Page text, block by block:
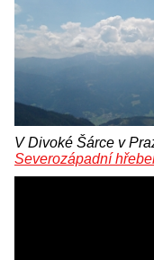
V Divoké Šárce v
Severozápadní